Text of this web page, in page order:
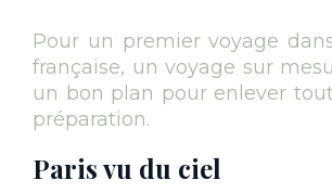
Pour un premier voyage
française, un voyage sur
un bon plan pour enlever
préparation.
Paris vu du ciel